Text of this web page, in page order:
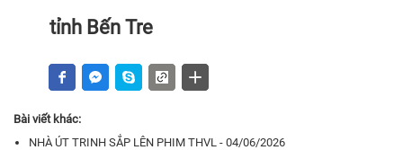
tỉnh Bến Tre
Bài viết khác:
NHÀ ÚT TRINH SẮP LÊN PHIM THVL - 04/06/2026